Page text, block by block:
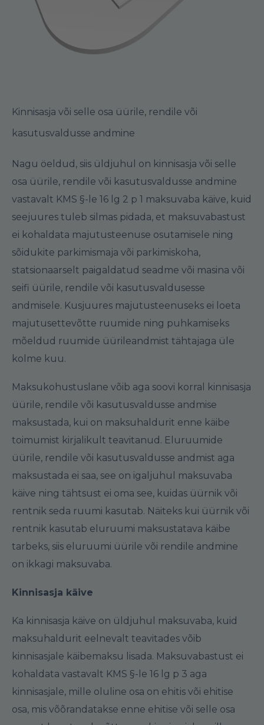
Kinnisasja või selle osa üürile, rendile või
kasutusvaldusse andmine
Nagu öeldud, siis üldjuhul on kinnisasja või selle
osa üürile, rendile või kasutusvaldusse andmine
vastavalt KMS §-le 16 lg 2 p 1 maksuvaba käive, kuid
seejuures tuleb silmas pidada, et maksuvabastust
ei kohaldata majutusteenuse osutamisele ning
sõidukite parkimismaja või parkimiskoha,
statsionaarselt paigaldatud seadme või masina või
seifi üürile, rendile või kasutusvaldusesse
andmisele. Kusjuures majutusteenuseks ei loeta
majutusettevõtte ruumide ning puhkamiseks
mõeldud ruumide üürileandmist tähtajaga üle
kolme kuu.
Maksukohustuslane võib aga soovi korral kinnisasja
üürile, rendile või kasutusvaldusse andmise
maksustada, kui on maksuhaldurit enne käibe
toimumist kirjalikult teavitanud. Eluruumide
üürile, rendile või kasutusvaldusse andmist aga
maksustada ei saa, see on igaljuhul maksuvaba
käive ning tähtsust ei oma see, kuidas üürnik või
rentnik seda ruumi kasutab. Näiteks kui üürnik või
rentnik kasutab eluruumi maksustatava käibe
tarbeks, siis eluruumi üürile või rendile andmine
on ikkagi maksuvaba.
Kinnisasja käive
Ka kinnisasja käive on üldjuhul maksuvaba, kuid
maksuhaldurit eelnevalt teavitades võib
kinnisasjale käibemaksu lisada. Maksuvabastust ei
kohaldata vastavalt KMS §-le 16 lg p 3 aga
kinnisasjale, mille oluline osa on ehitis või ehitise
osa, mis võõrandatakse enne ehitise või selle osa